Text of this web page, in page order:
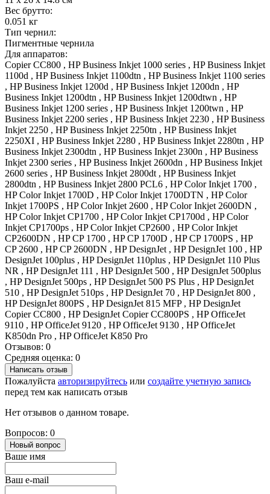
Вес брутто:
0.051 кг
Тип чернил:
Пигментные чернила
Для аппаратов:
Copier CC800 , HP Business Inkjet 1000 series , HP Business Inkjet
1100d , HP Business Inkjet 1100dtn , HP Business Inkjet 1100 series
, HP Business Inkjet 1200d , HP Business Inkjet 1200dn , HP
Business Inkjet 1200dtn , HP Business Inkjet 1200dtwn , HP
Business Inkjet 1200 series , HP Business Inkjet 1200twn , HP
Business Inkjet 2200 series , HP Business Inkjet 2230 , HP Business
Inkjet 2250 , HP Business Inkjet 2250tn , HP Business Inkjet
2250XI , HP Business Inkjet 2280 , HP Business Inkjet 2280tn , HP
Business Inkjet 2300dtn , HP Business Inkjet 2300n , HP Business
Inkjet 2300 series , HP Business Inkjet 2600dn , HP Business Inkjet
2600 series , HP Business Inkjet 2800dt , HP Business Inkjet
2800dtn , HP Business Inkjet 2800 PCL6 , HP Color Inkjet 1700 ,
HP Color Inkjet 1700D , HP Color Inkjet 1700DTN , HP Color
Inkjet 1700PS , HP Color Inkjet 2600 , HP Color Inkjet 2600DN ,
HP Color Inkjet CP1700 , HP Color Inkjet CP1700d , HP Color
Inkjet CP1700ps , HP Color Inkjet CP2600 , HP Color Inkjet
CP2600DN , HP CP 1700 , HP CP 1700D , HP CP 1700PS , HP
CP 2600 , HP CP 2600DN , HP DesignJet , HP DesignJet 100 , HP
DesignJet 100plus , HP DesignJet 110plus , HP DesignJet 110 Plus
NR , HP DesignJet 111 , HP DesignJet 500 , HP DesignJet 500plus
, HP DesignJet 500ps , HP DesignJet 500 PS Plus , HP DesignJet
510 , HP DesignJet 510ps , HP DesignJet 70 , HP DesignJet 800 ,
HP DesignJet 800PS , HP DesignJet 815 MFP , HP DesignJet
Copier CC800 , HP DesignJet Copier CC800PS , HP OfficeJet
9110 , HP OfficeJet 9120 , HP OfficeJet 9130 , HP OfficeJet
K850dn Pro , HP OfficeJet K850 Pro
Отзывов: 0
Средняя оценка: 0
Написать отзыв
Пожалуйста авторизируйтесь или создайте учетную запись
перед тем как написать отзыв
Нет отзывов о данном товаре.
Вопросов: 0
Новый вопрос
Ваше имя
Ваш e-mail